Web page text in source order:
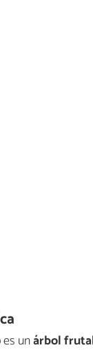
unárbol